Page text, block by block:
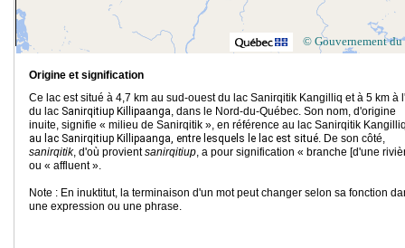
© Gouvernement du
Origine et signification
Ce lac est situé à 4,7 km au sud-ouest du lac Sanirqitik Kangilliq et à 5 km à
du lac Sanirqitiup Killipaanga, dans le Nord-du-Québec. Son nom, d'origine
inuite, signifie « milieu de Sanirqitik », en référence au lac Sanirqitik
au lac Sanirqitiup Killipaanga, entre lesquels le lac est situé. De son côté,
sanirqitik, d'où provientsanirqitiup, a pour signification « branche [d'une
ou « affluent ».
Note : En inuktitut, la terminaison d'un mot peut changer selon sa fonction
une expression ou une phrase.